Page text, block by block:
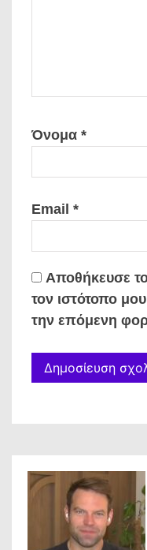
Όνομα *
Email *
Αποθήκευσε
τον ιστότοπο
την επόμενη